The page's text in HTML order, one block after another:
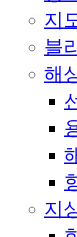
지
블
해
지